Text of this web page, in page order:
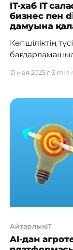
IT-хаб IT
бизнес пен
дамуына
Көпшіліктің
емес, сонымен
және жалпы
еңбек ететін
орталығына
21 мая 2025 г.3 min
АйтарлықIT
AI-дан